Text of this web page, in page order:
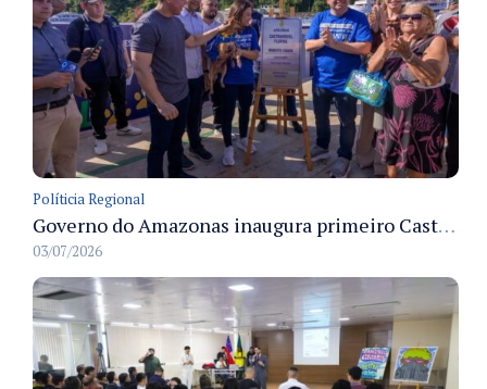
Políticia Regional
Governo do Amazonas inaugura primeiro Castramóvel Fluvial para atendimento veterinário às comunidades ribeirinhas e castração gratuita
03/07/2026